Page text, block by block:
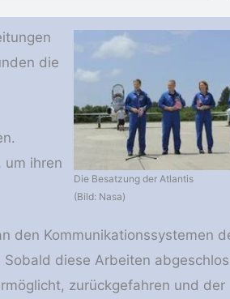
Die Besatzung der Atlantis
(Bild: Nasa)
die
um ihren
den Kommunikationssystemen
diese Arbeiten
zurückgefahren und der